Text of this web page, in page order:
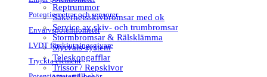
Reptrummor
Säkerhetsskivbromsar med ok
Service av skiv- och trumbromsar
Stormbromsar & Rälsklämma
Styrvals-system
Teleskopgafflar
Trissor / Repskivor
Potentiometrar och sensorer
Envarvspotentiometer
LVDT förskjutningsgivare
Tryckta element